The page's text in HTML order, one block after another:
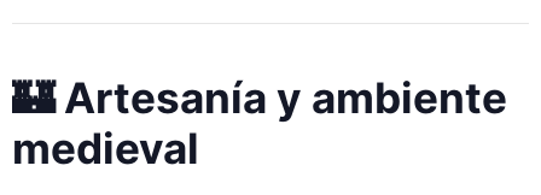
🏰 Artesanía y ambiente
medieval